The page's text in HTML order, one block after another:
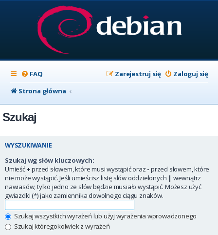
FAQ Zaloguj się
Zarejestruj się
Strona główna
Szukaj
WYSZUKIWANIE
Szukaj wg słów kluczowych:
Umieść +przed słowem, które musi wystąpić oraz - przed słowem, które
nie może wystąpić. Jeśli umieścisz listę słów oddzielonych | wewnątrz
nawiasów, tylko jedno ze słów będzie musiało wystąpić. Możesz użyć
gwiazdki (*) jako zamiennika dowolnego ciągu znaków.
Szukaj wszystkich wyrażeń lub użyj wyrażenia wprowadzonego
Szukaj któregokolwiek z wyrażeń